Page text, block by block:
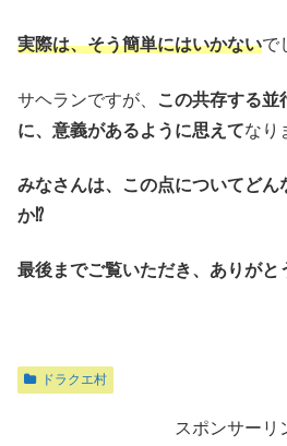
実際は、そう簡単にはいかないで
サヘランですが、
この共存する並
に、意義があるように思えてなり
みなさんは、この点についてどん
か⁉
最後までご覧いただき、ありがと
ドラクエ村
スポンサーリ